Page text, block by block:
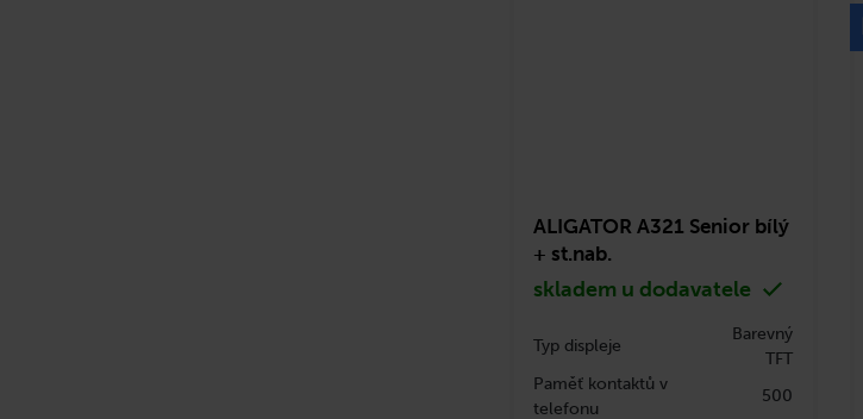
ALIGATOR A321 Senior bílý
+ st.nab.
skladem u dodavatele
Typ displeje
Barevný
TFT
Paměť kontaktů v
telefonu
500